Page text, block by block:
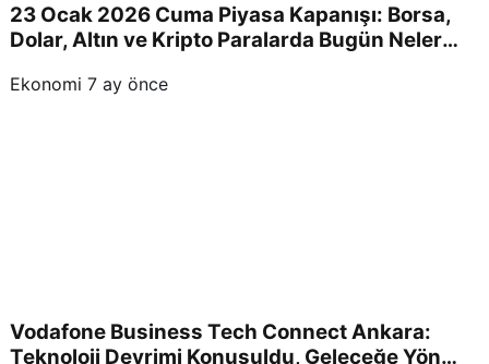
23 Ocak 2026 Cuma Piyasa Kapanışı: Borsa,
Dolar, Altın ve Kripto Paralarda Bugün Neler
Ekonomi 7 ay önce
Vodafone Business Tech Connect Ankara:
Teknoloji Devrimi Konuşuldu, Geleceğe Yön